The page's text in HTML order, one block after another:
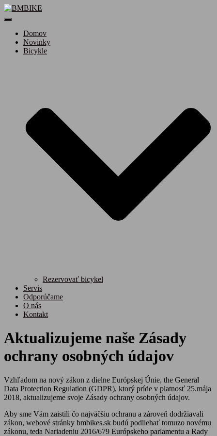
Toggle
NavigationDomov
Novinky
Bicykle
Rezervovať bicykel
Servis
Odporúčame
O nás
Kontakt
Aktualizujeme naše Zásady
ochrany osobných údajov
Vzhľadom na nový zákon z dielne Európskej Únie, the General
Data Protection Regulation (GDPR), ktorý príde v platnosť 25.mája
2018, aktualizujeme svoje Zásady ochrany osobných údajov.
Aby sme Vám zaistili čo najväčšiu ochranu a zároveň dodržiavali
zákon, webové stránky bmbikes.sk budú podliehať tomuzo novému
zákonu, teda Nariadeniu 2016/679 Európskeho parlamentu a Rady